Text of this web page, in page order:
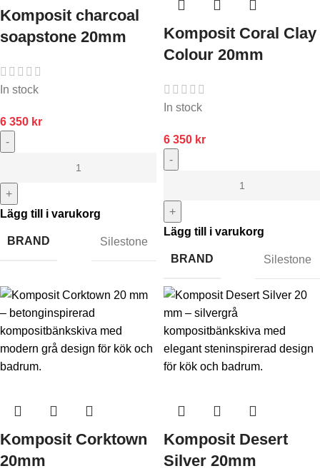
Komposit charcoal
soapstone 20mm
In stock
6 350 kr
-
+
Lägg till i varukorg
BRAND Silestone
Komposit Coral Clay
Colour 20mm
In stock
6 350 kr
-
+
Lägg till i varukorg
BRAND Silestone
Komposit Corktown
20mm
Komposit Desert
Silver 20mm